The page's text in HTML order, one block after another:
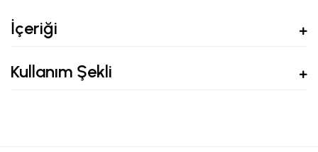
İçeriği
Kullanım Şekli